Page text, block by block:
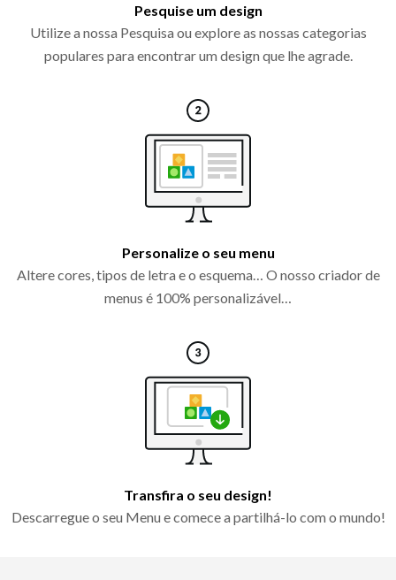
Pesquise um design
Utilize a nossa Pesquisa ou explore as nossas categorias
populares para encontrar um design que lhe agrade.
Personalize o seu menu
Altere cores, tipos de letra e o esquema… O nosso criador de
menus é 100% personalizável…
Transfira o seu design!
Descarregue o seu Menu e comece a partilhá-lo com o mundo!